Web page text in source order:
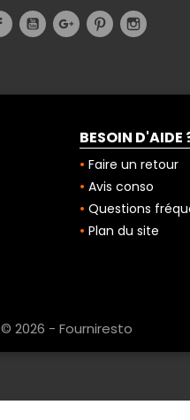
Facebook
YouTubeGoogle+Pinterest
BESOIN D'AIDE
Faire un retour
Avis conso
Questions
Plan du site
© 2026 - Fourniresto